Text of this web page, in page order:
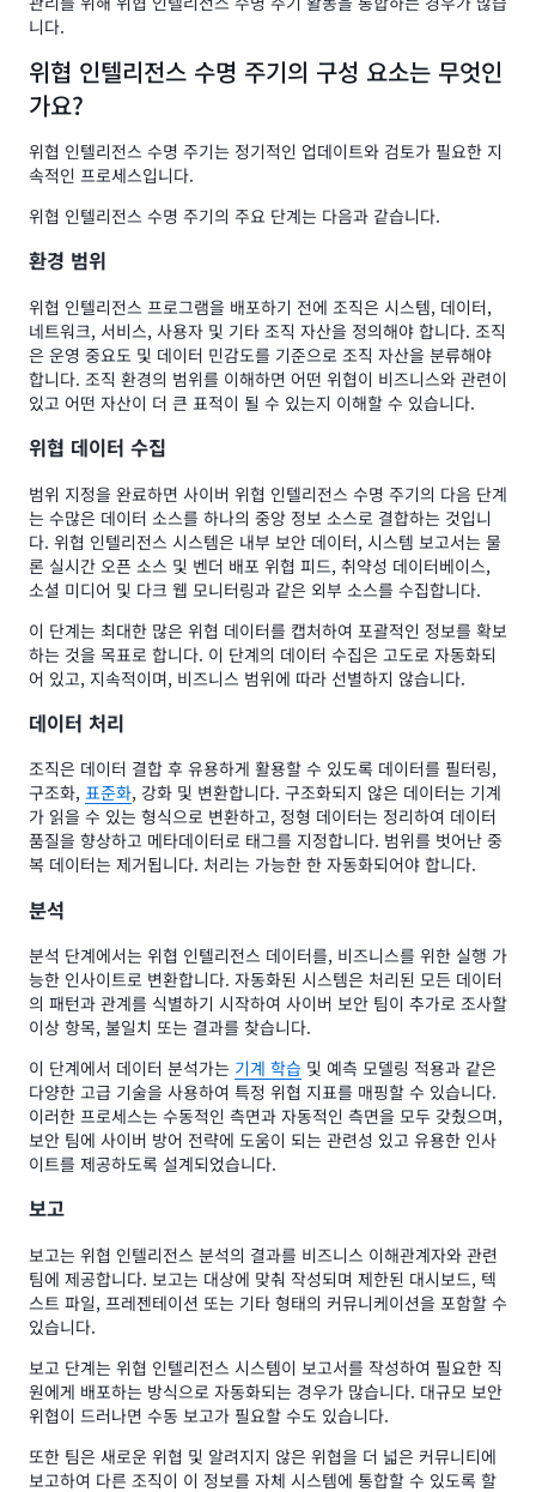
니다.
위협 인텔리전스 수명 주기의 구성 요소는 무엇인
가요?
위협 인텔리전스 수명 주기는 정기적인 업데이트와 검토가 필요한 지
속적인 프로세스입니다.
위협 인텔리전스 수명 주기의 주요 단계는 다음과 같습니다.
환경 범위
위협 인텔리전스 프로그램을 배포하기 전에 조직은 시스템, 데이터,
네트워크, 서비스, 사용자 및 기타 조직 자산을 정의해야 합니다. 조직
은 운영 중요도 및 데이터 민감도를 기준으로 조직 자산을 분류해야
합니다. 조직 환경의 범위를 이해하면 어떤 위협이 비즈니스와 관련이
있고 어떤 자산이 더 큰 표적이 될 수 있는지 이해할 수 있습니다.
위협 데이터 수집
범위 지정을 완료하면 사이버 위협 인텔리전스 수명 주기의 다음 단계
는 수많은 데이터 소스를 하나의 중앙 정보 소스로 결합하는 것입니
다. 위협 인텔리전스 시스템은 내부 보안 데이터, 시스템 보고서는 물
론 실시간 오픈 소스 및 벤더 배포 위협 피드, 취약성 데이터베이스,
소셜 미디어 및 다크 웹 모니터링과 같은 외부 소스를 수집합니다.
이 단계는 최대한 많은 위협 데이터를 캡처하여 포괄적인 정보를 확보
하는 것을 목표로 합니다. 이 단계의 데이터 수집은 고도로 자동화되
어 있고, 지속적이며, 비즈니스 범위에 따라 선별하지 않습니다.
데이터 처리
조직은 데이터 결합 후 유용하게 활용할 수 있도록 데이터를 필터링,
구조화, 표준화, 강화 및 변환합니다. 구조화되지 않은 데이터는 기계
가 읽을 수 있는 형식으로 변환하고, 정형 데이터는 정리하여 데이터
품질을 향상하고 메타데이터로 태그를 지정합니다. 범위를 벗어난 중
복 데이터는 제거됩니다. 처리는 가능한 한 자동화되어야 합니다.
분석
분석 단계에서는 위협 인텔리전스 데이터를, 비즈니스를 위한 실행 가
능한 인사이트로 변환합니다. 자동화된 시스템은 처리된 모든 데이터
의 패턴과 관계를 식별하기 시작하여 사이버 보안 팀이 추가로 조사할
이상 항목, 불일치 또는 결과를 찾습니다.
이 단계에서 데이터 분석가는 기계 학습 및 예측 모델링 적용과 같은
다양한 고급 기술을 사용하여 특정 위협 지표를 매핑할 수 있습니다.
이러한 프로세스는 수동적인 측면과 자동적인 측면을 모두 갖췄으며,
보안 팀에 사이버 방어 전략에 도움이 되는 관련성 있고 유용한 인사
이트를 제공하도록 설계되었습니다.
보고
보고는 위협 인텔리전스 분석의 결과를 비즈니스 이해관계자와 관련
팀에 제공합니다. 보고는 대상에 맞춰 작성되며 제한된 대시보드, 텍
스트 파일, 프레젠테이션 또는 기타 형태의 커뮤니케이션을 포함할 수
있습니다.
보고 단계는 위협 인텔리전스 시스템이 보고서를 작성하여 필요한 직
원에게 배포하는 방식으로 자동화되는 경우가 많습니다. 대규모 보안
위협이 드러나면 수동 보고가 필요할 수도 있습니다.
또한 팀은 새로운 위협 및 알려지지 않은 위협을 더 넓은 커뮤니티에
보고하여 다른 조직이 이 정보를 자체 시스템에 통합할 수 있도록 할